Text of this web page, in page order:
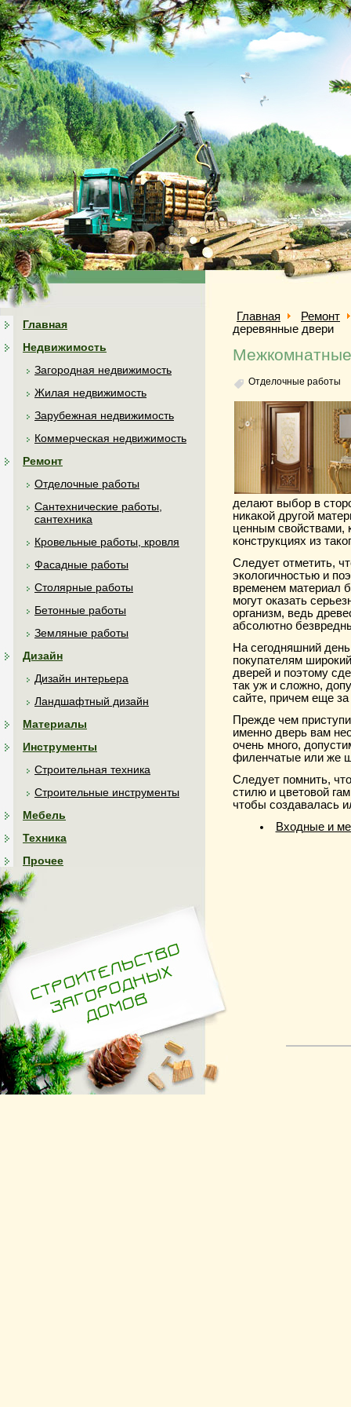
Главная
Недвижимость
Загородная недвижимость
Жилая недвижимость
Зарубежная недвижимость
Коммерческая недвижимость
Ремонт
Отделочные работы
Сантехнические работы,
сантехника
Кровельные работы, кровля
Фасадные работы
Столярные работы
Бетонные работы
Земляные работы
Дизайн
Дизайн интерьера
Ландшафтный дизайн
Материалы
Инструменты
Строительная техника
Строительные инструменты
Мебель
Техника
Прочее
Главная
Ремонт
деревянные двери
Отделочные работы
делают выбор в
никакой другой
ценным свойствами,
конструкциях из
Следует отметить,
экологичностью и
временем материал
могут оказать
организм, ведь
абсолютно
На сегодняшний
покупателям
дверей и поэтому
так уж и сложно,
сайте, причем еще
Прежде чем
именно дверь вам
очень много,
филенчатые или же
Следует помнить,
стилю и цветовой
чтобы создавалась
Входные и